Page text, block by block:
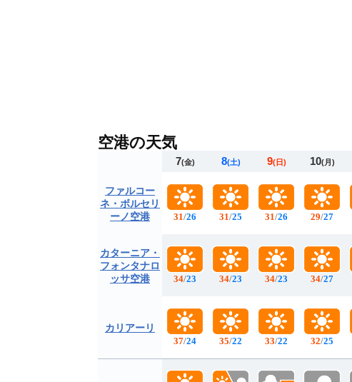
空港の天気
ファルコー
ネ・ボルセリ
ーノ空港
カターニア・
フォンタナロ
ッサ空港
カリアーリ
7(金)
31/26
34/23
37/24
8(土)
31/25
34/23
35/22
9(日)
31/26
34/23
33/22
10(月)
29/27
34/27
32/25